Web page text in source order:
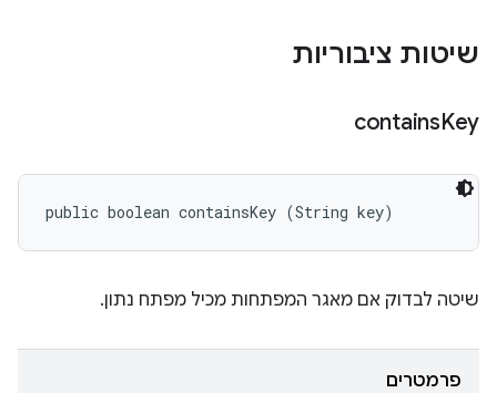
שיטות ציבוריות
containsKey
public boolean containsKey (String key)
שיטה לבדוק אם מאגר המפתחות מכיל מפתח נתון.
פרמטרים